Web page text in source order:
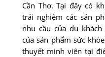
Cần Thơ. Tại đây có
trải nghiệm các sản
nhu cầu của du
của sản phẩm sức
thuyết minh viên tại